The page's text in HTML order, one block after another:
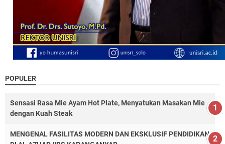
POPULER
Sensasi Rasa Mie Ayam Hot Plate, Menyatukan Masakan Mie
dengan Kuah Steak
MENGENAL FASILITAS MODERN DAN EKSKLUSIF PENDIDIKAN